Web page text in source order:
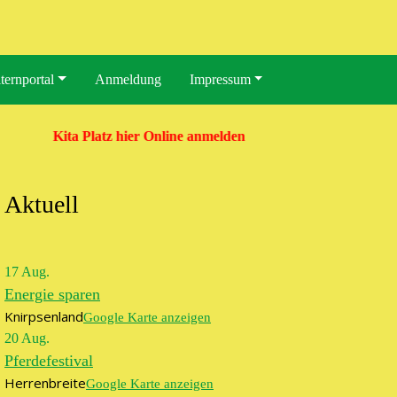
Anmeldung Impressum
Kita Platz hier Online anmelden
Aktuell
17 Aug.
Energie sparen
KnirpsenlandGoogle Karte anzeigen
20 Aug.
Pferdefestival
HerrenbreiteGoogle Karte anzeigen